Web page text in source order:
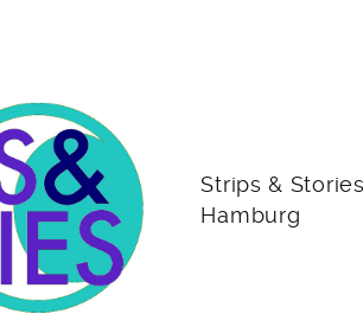
Strips &
Hamburg